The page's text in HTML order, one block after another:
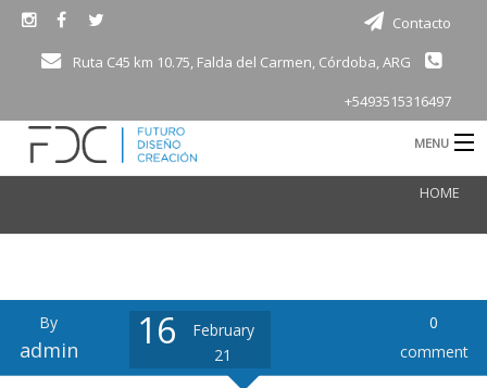
Contacto
Ruta C45 km 10.75, Falda del Carmen, Córdoba, ARG
+5493515316497
MENU
Productos
HOME
By
admin 16
February
21
0
comment